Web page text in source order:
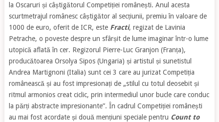
la Oscaruri și câștigătorul Competiției românești. Anul acesta
scurtmetrajul românesc câștigător al secțiunii, premiu în valoare de
1000 de euro, oferit de ICR, este Fracti, regizat de Lavinia
Petrache, o poveste despre un sfârșit de lume imaginar într-o lume
utopică aflată în cer. Regizorul Pierre-Luc Granjon (Franța),
producătoarea Orsolya Sipos (Ungaria) și artistul și sunetistul
Andrea Martignoni (Italia) sunt cei 3 care au jurizat Competiția
românească și au fost impresionați de „stilul cu totul deosebit și
ritmul armonios creat ciclic, prin intermediul unor bucle care conduc
la părți abstracte impresionante”. În cadrul Competiției românești
au mai fost acordate și două mențiuni speciale pentru Count to